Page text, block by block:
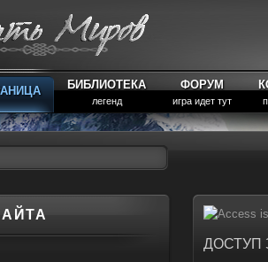
БИБЛИОТЕКА
легенд
ФОРУМ
игра идет тут
ДОСТУП